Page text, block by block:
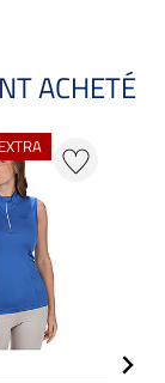
ACHETÉ